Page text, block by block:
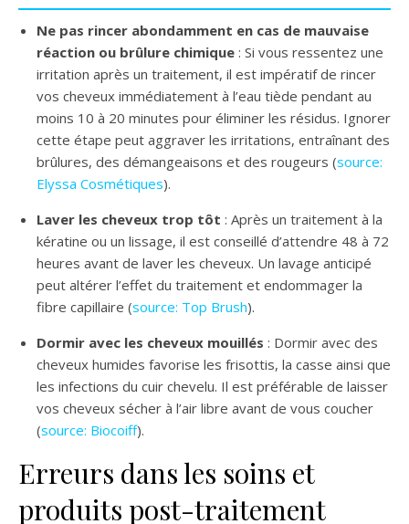
Ne pas rincer abondamment en cas de mauvaise
réaction ou brûlure chimique : Si vous ressentez une
irritation après un traitement, il est impératif de rincer
vos cheveux immédiatement à l’eau tiède pendant au
moins 10 à 20 minutes pour éliminer les résidus. Ignorer
cette étape peut aggraver les irritations, entraînant des
brûlures, des démangeaisons et des rougeurs (source:
Elyssa Cosmétiques).
Laver les cheveux trop tôt : Après un traitement à la
kératine ou un lissage, il est conseillé d’attendre 48 à 72
heures avant de laver les cheveux. Un lavage anticipé
peut altérer l’effet du traitement et endommager la
fibre capillaire (source: Top Brush).
Dormir avec les cheveux mouillés : Dormir avec des
cheveux humides favorise les frisottis, la casse ainsi que
les infections du cuir chevelu. Il est préférable de laisser
vos cheveux sécher à l’air libre avant de vous coucher
(source: Biocoiff).
Erreurs dans les soins et
produits post-traitement